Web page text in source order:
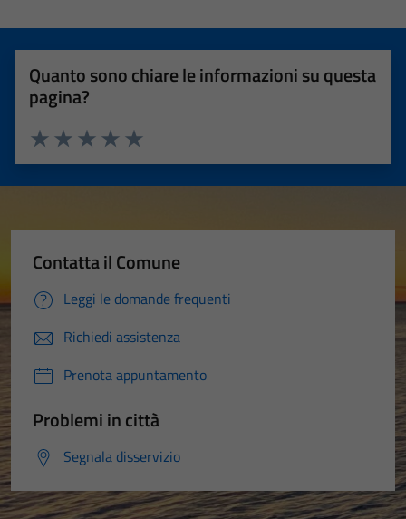
Quanto sono chiare le informazioni su questa
pagina?
Valuta 5 stelle su 5
Valuta 4 stelle su 5
Valuta 3 stelle su 5
Valuta 2 stelle su 5
Valuta 1 stelle su 5
Contatta il Comune
Leggi le domande frequenti
Richiedi assistenza
Prenota appuntamento
Problemi in città
Segnala disservizio